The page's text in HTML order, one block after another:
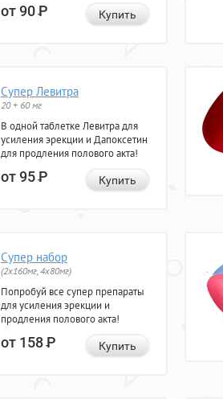
от 90Р Купить
Супер Левитра
20 + 60 мг
В одной таблетке Левитра для
усиления эрекции и Дапоксетин
для продления полового акта!
от 95Р Купить
Супер набор
(2х160мг, 4х80мг)
Попробуй все супер препараты
для усиления эрекции и
продления полового акта!
от 158Р Купить